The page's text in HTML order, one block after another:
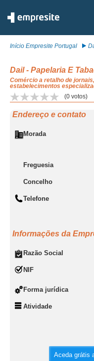
Início Empresite Portugal
Dail - Papelaria E
Comércio a retalho de
estabelecimentos
(0 votos)
Endereço e contato
Morada
Freguesia
Concelho
Telefone
Informações da
Razão Social
NIF
Forma jurídica
Atividade
Aceda grátis